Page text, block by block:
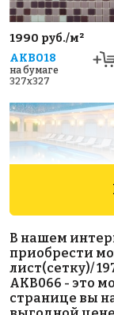
1990 руб./м²
AKB018
на бумаге
327x327
110 P
на бумаге
317x317
В нашем
приобрести
лист(сетку)/
AKB066 - это
странице вы